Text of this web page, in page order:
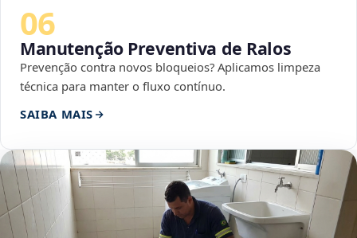
06
Manutenção Preventiva de Ralos
Prevenção contra novos bloqueios? Aplicamos limpeza
técnica para manter o fluxo contínuo.
SAIBA MAIS